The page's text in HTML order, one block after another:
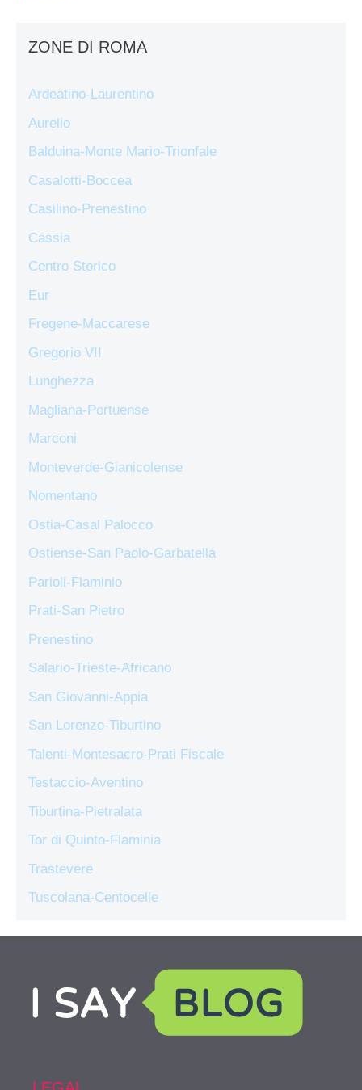
ZONE DI ROMA
Ardeatino-Laurentino
Aurelio
Balduina-Monte Mario-Trionfale
Casalotti-Boccea
Casilino-Prenestino
Cassia
Centro Storico
Eur
Fregene-Maccarese
Gregorio VII
Lunghezza
Magliana-Portuense
Marconi
Monteverde-Gianicolense
Nomentano
Ostia-Casal Palocco
Ostiense-San Paolo-Garbatella
Parioli-Flaminio
Prati-San Pietro
Prenestino
Salario-Trieste-Africano
San Giovanni-Appia
San Lorenzo-Tiburtino
Talenti-Montesacro-Prati Fiscale
Testaccio-Aventino
Tiburtina-Pietralata
Tor di Quinto-Flaminia
Trastevere
Tuscolana-Centocelle